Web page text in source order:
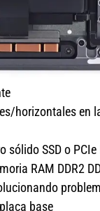
horizontales en
sólido SSD o PCIe
RAM DDR2
base